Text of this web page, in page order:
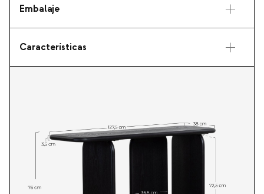
Embalaje
Características